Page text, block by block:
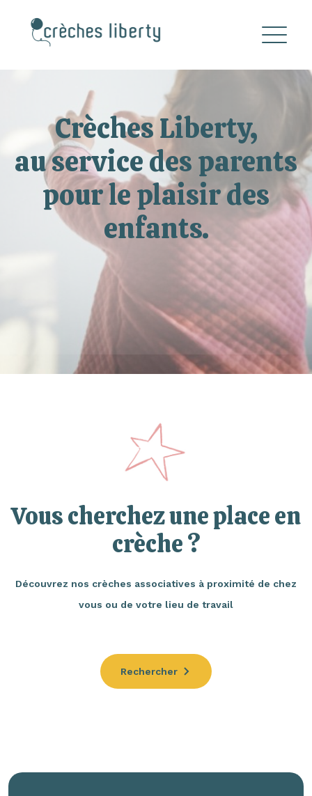
Crèches Liberty,
au service des parents
pour le plaisir des
enfants.
Vous cherchez une place en
crèche ?
Découvrez nos crèches associatives à proximité de chez
vous ou de votre lieu de travail
Rechercher